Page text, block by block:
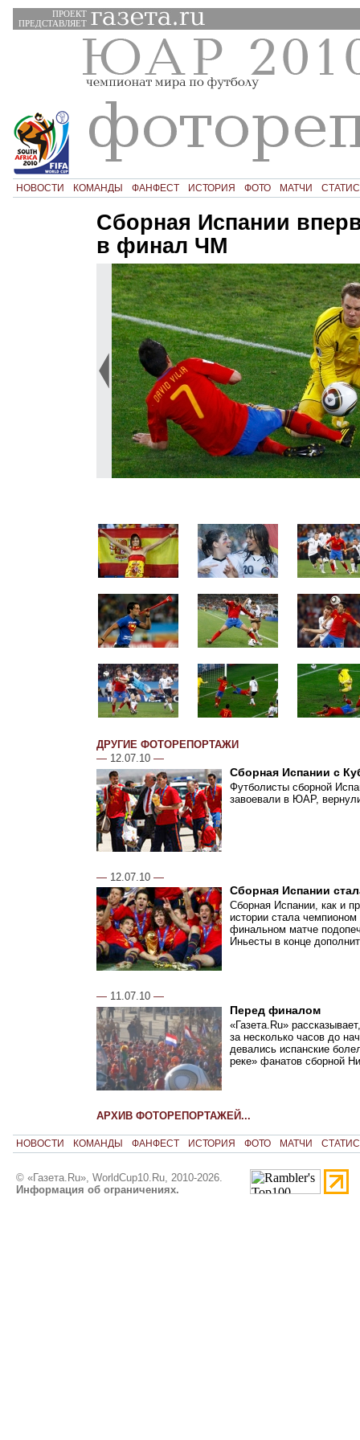
ПРОЕКТ
ПРЕДСТАВЛЯЕТ
НОВОСТИ КОМАНДЫ ФАНФЕСТ ИСТОРИЯ ФОТО МАТЧИ
Сборная Испании
в финал ЧМ
ДРУГИЕ ФОТОРЕПОРТАЖИ
— 12.07.10 —
Сборная Испании с
Футболисты сборной
завоевали в ЮАР,
— 12.07.10 —
Сборная Испании
Сборная Испании, как и
истории стала
финальном матче
Иньесты в конце
— 11.07.10 —
Перед финалом
«Газета.Ru»
за несколько часов до
девались испанские
реке» фанатов сборной
АРХИВ ФОТОРЕПОРТАЖЕЙ...
НОВОСТИ КОМАНДЫ ФАНФЕСТ ИСТОРИЯ ФОТО МАТЧИ
© «Газета.Ru», WorldCup10.Ru, 2010-2026.
Информация об ограничениях.